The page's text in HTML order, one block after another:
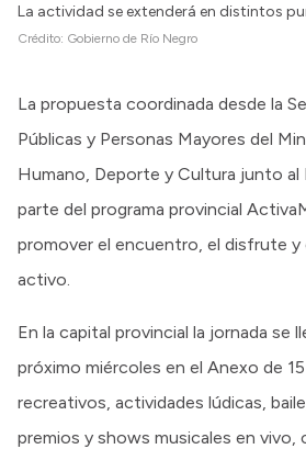
La actividad se extenderá en distintos
Crédito: Gobierno de Río Negro
La propuesta coordinada desde la
Públicas y Personas Mayores del
Humano, Deporte y Cultura junto al
parte del programa provincial
promover el encuentro, el disfrute y
activo.
En la capital provincial la jornada se
próximo miércoles en el Anexo de
recreativos, actividades lúdicas,
premios y shows musicales en vivo,